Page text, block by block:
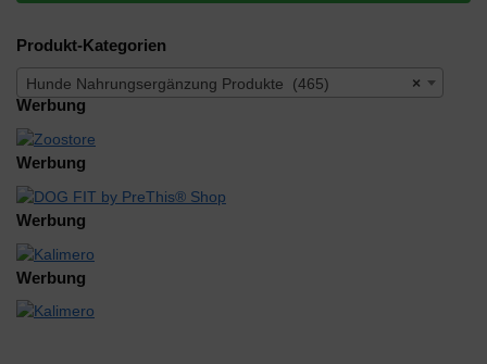
Produkt-Kategorien
×
Hunde Nahrungsergänzung Produkte (465)
Werbung
Werbung
Werbung
Werbung